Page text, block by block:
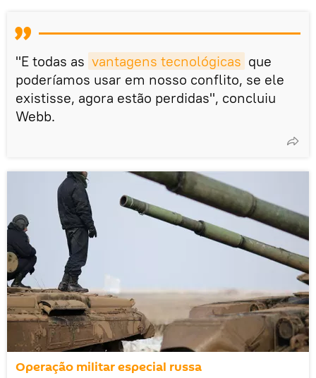
"E todas as vantagens tecnológicas que
poderíamos usar em nosso conflito, se ele
existisse, agora estão perdidas", concluiu
Webb.
Operação militar especial russa